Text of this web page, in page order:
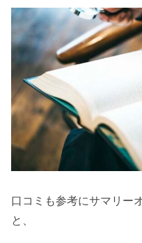
口コミも参考にサマリー
と、